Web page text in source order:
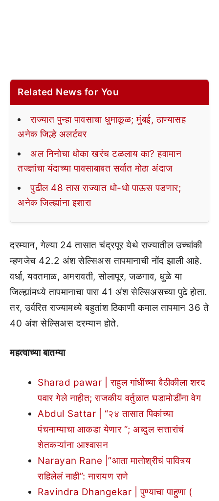
Related News for You
राज्यात पुन्हा पावसाचा धुमाकूळ; मुंबई, ठाण्यासह
अनेक जिल्हे अलर्टवर
अल निनोचा धोका खरंच टळलाय का? हवामान
तज्ज्ञांचा यंदाच्या पावसाबाबत सर्वात मोठा अंदाज
पुढील 48 तास राज्यात धो-धो पाऊस पडणार;
अनेक जिल्ह्यांना इशारा
दरम्यान, गेल्या 24 तासात चंद्रपूर येथे राज्यातील उच्चांकी
म्हणजेच 42.2 अंश सेल्सिअस तापमानाची नोंद झाली आहे.
वर्धा, यवतमाळ, अमरावती, सोलापूर, जळगाव, धुळे या
जिल्ह्यांमध्ये तापमानाचा पारा 41 अंश सेल्सिअसच्या पुढे होता.
तर, उर्वरित राज्यामध्ये बहुतांश ठिकाणी कमाल तापमान 36 ते
40 अंश सेल्सिअस दरम्यान होते.
महत्वाच्या बातम्या
Sharad pawar | राहुल गांधींच्या बैठीकीला शरद
पवार गेले नाहीत; राजकीय वर्तुळात घडामोडींना वेग
Abdul Sattar | “२४ तासात पिकांच्या
पंचनाम्याचा आकडा येणार “; अब्दुल सत्तारांचं
शेतकऱ्यांना आश्वासन
Narayan Rane |”आता मातोश्रीचं पावित्र्य
राहिलेलं नाही”: नारायण राणे
Ravindra Dhangekar | पुण्याचा पाहुणा (